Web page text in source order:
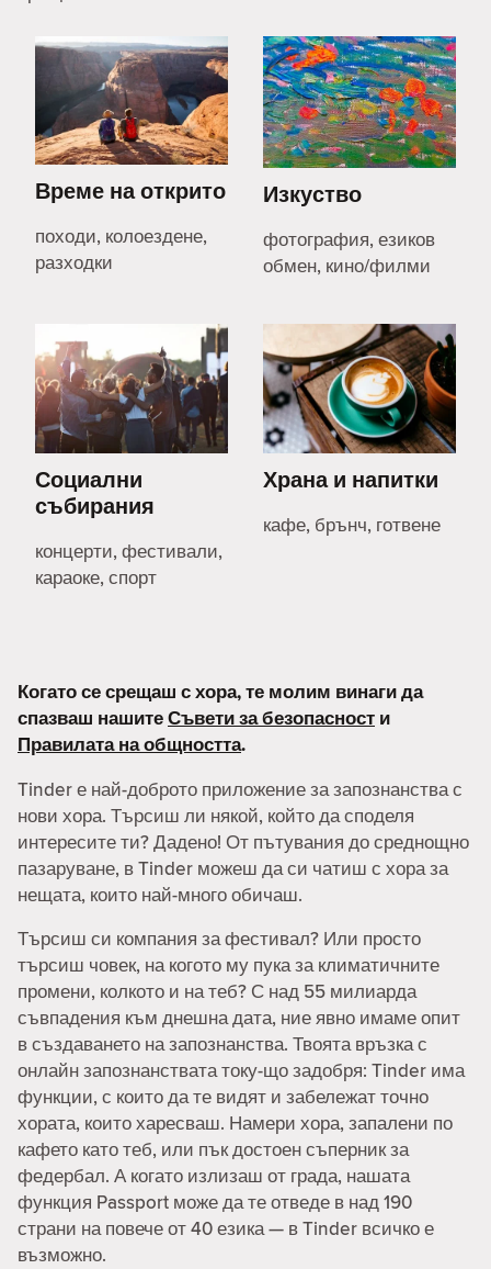
Време на открито
походи, колоездене,
разходки
Изкуство
фотография, езиков
обмен, кино/филми
Социални
събирания
концерти, фестивали,
караоке, спорт
Храна и напитки
кафе, брънч, готвене
Когато се срещаш с хора, те молим винаги да
спазваш нашитеСъвети за безопасност и
Правилата на общността.
Tinder е най-доброто приложение за запознанства с
нови хора. Търсиш ли някой, който да споделя
интересите ти? Дадено! От пътувания до среднощно
пазаруване, в Tinder можеш да си чатиш с хора за
нещата, които най-много обичаш.
Търсиш си компания за фестивал? Или просто
търсиш човек, на когото му пука за климатичните
промени, колкото и на теб? С над 55 милиарда
съвпадения към днешна дата, ние явно имаме опит
в създаването на запознанства. Твоята връзка с
онлайн запознанствата току-що задобря: Tinder има
функции, с които да те видят и забележат точно
хората, които харесваш. Намери хора, запалени по
кафето като теб, или пък достоен съперник за
федербал. А когато излизаш от града, нашата
функция Passport може да те отведе в над 190
страни на повече от 40 езика — в Tinder всичко е
възможно.